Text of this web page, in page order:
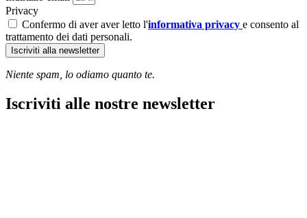
Privacy
Confermo di aver aver letto l'informativa privacy e consento al
trattamento dei dati personali.
Iscriviti alla newsletter
Niente spam, lo odiamo quanto te.
Iscriviti alle nostre newsletter